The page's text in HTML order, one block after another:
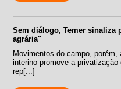
Sem diálogo, Temer sinaliza
agrária"
Movimentos do campo, porém,
interino promove a
rep[...]